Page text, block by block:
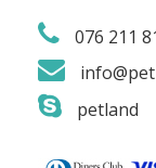
076 211
petland